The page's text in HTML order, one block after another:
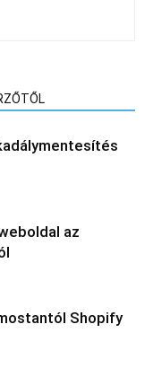
az
Shopify